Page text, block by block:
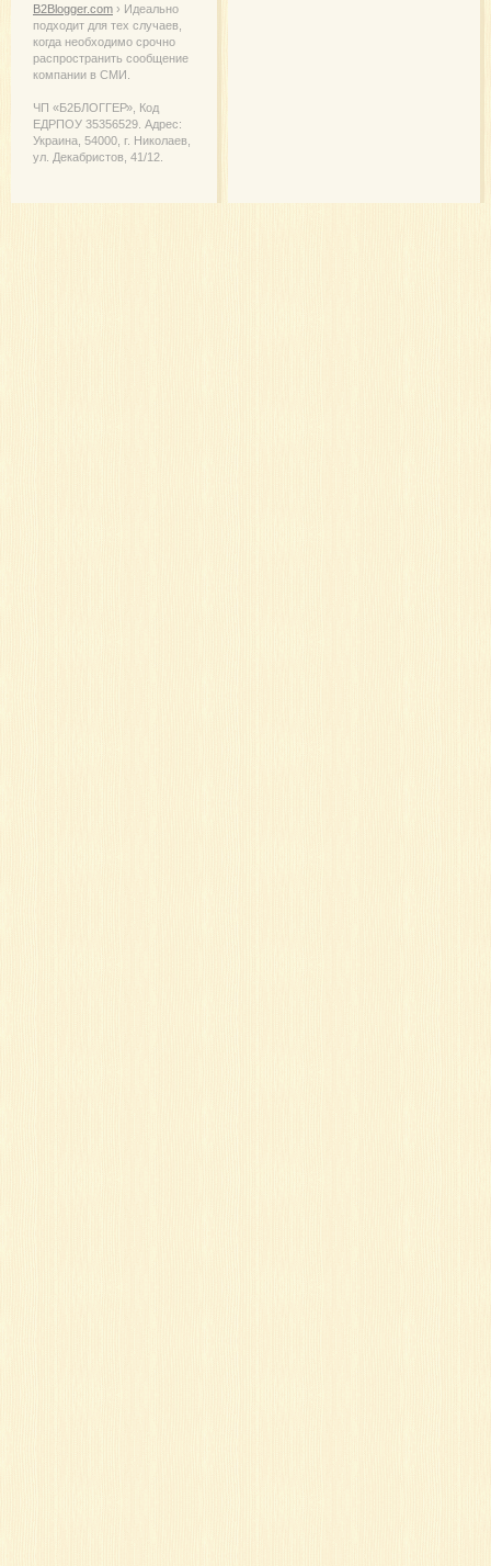
B2Blogger.com › Идеально
подходит для тех случаев,
когда необходимо срочно
распространить сообщение
компании в СМИ.
ЧП «Б2БЛОГГЕР», Код
ЕДРПОУ 35356529. Адрес:
Украина, 54000, г. Николаев,
ул. Декабристов, 41/12.